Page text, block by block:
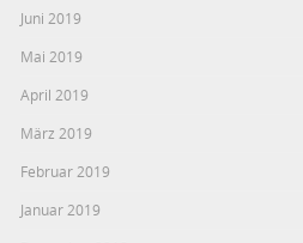
Juni 2019
Mai 2019
April 2019
März 2019
Februar 2019
Januar 2019